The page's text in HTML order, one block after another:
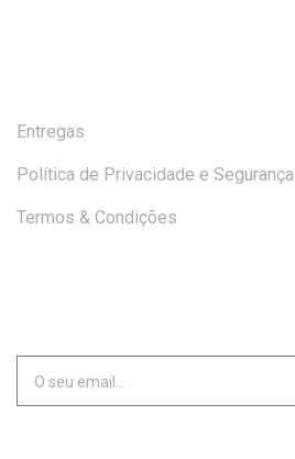
Entregas
Política de Privacidade e Segurança
Termos & Condições